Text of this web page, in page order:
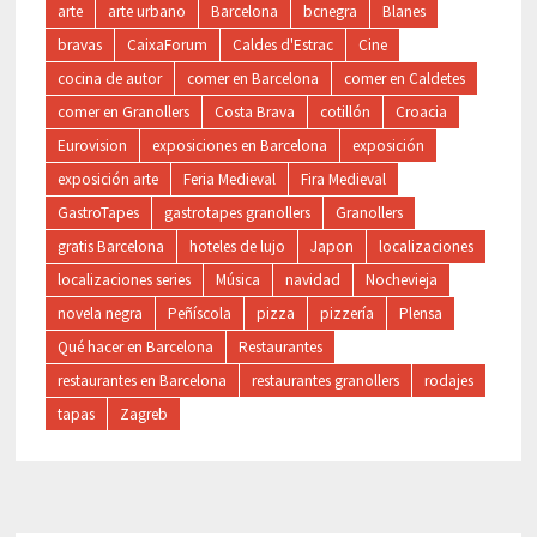
arte arte urbano Barcelona bcnegra
Blanes
bravas
CaixaForum Caldes d'Estrac
Cine
cocina de autor
comer en Barcelona
comer en Caldetes
comer en Granollers
Costa Brava cotillón
Croacia
Eurovision
exposiciones en Barcelona
exposición
exposición arte
Feria Medieval
Fira Medieval
GastroTapes
gastrotapes granollers
Granollers
gratis Barcelona
hoteles de lujo Japon
localizaciones
localizaciones series
Música navidad
Nochevieja
novela negra
Peñíscola pizza pizzería
Plensa
Qué hacer en Barcelona
Restaurantes
restaurantes en Barcelona
restaurantes granollers
rodajes
tapas
Zagreb